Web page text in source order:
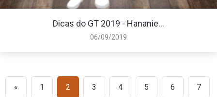
Dicas do GT 2019 - Hananie...
06/09/2019
« 1 2 3 4 5 6 7